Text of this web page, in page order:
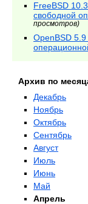
FreeBSD
свободной
просмотров)
OpenBSD
Архив по
Декабрь
Ноябрь
Октябрь
Сентябрь
Август
Июль
Июнь
Май
Апрель